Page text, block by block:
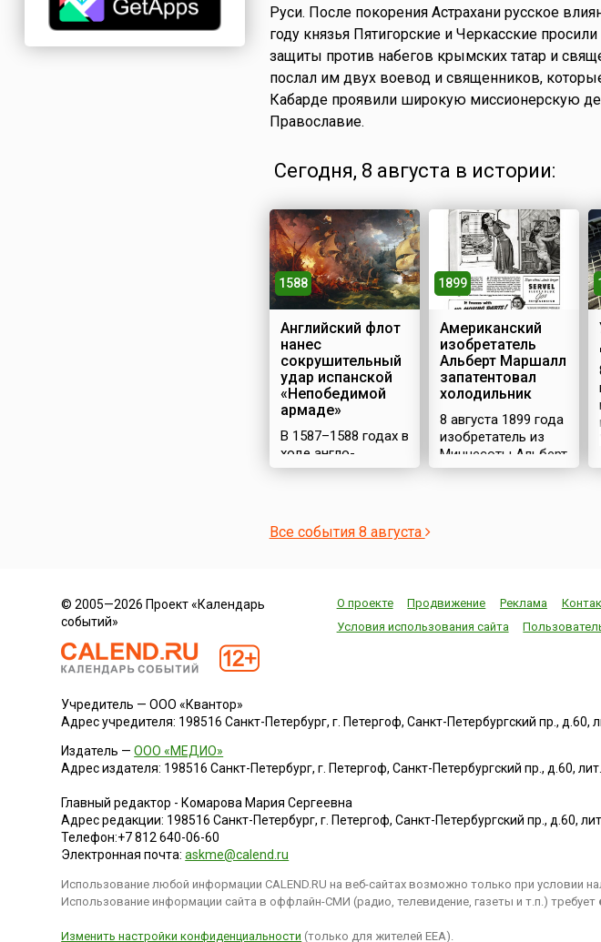
Руси. После покорения Астрахани русское
году князья Пятигорские и Черкасские
защиты против набегов крымских татар и
послал им двух воевод и священников,
Кабарде проявили широкую миссионерскую
Православие.
Сегодня, 8 августа в истории:
1588
Английский флот
нанес
сокрушительный
удар испанской
«Непобедимой
армаде»
В 1587–1588 годах в
ходе англо-
испанской войны
«Непобедимую
армаду» для
операция была
задумана
английский престол
и способствовать
возвращению
Европы в лоно
католической
собрал
больших и средних
военных к...
1899
Американский
изобретатель
Альберт Маршалл
запатентовал
холодильник
8 августа 1899 года
изобретатель из
Миннесоты Альберт
Маршалл
льда. Первые
домашние
году фирма
«Дженерал
выпуск
современного типа:
кухонном...
Все события 8 августа
© 2005—2026 Проект «Календарь
событий»
О проекте Продвижение Реклама
Условия использования сайта
Учредитель — ООО «Квантор»
Адрес учредителя: 198516 Санкт-Петербург, г. Петергоф, Санкт-Петербургский пр., д.60,
Издатель —ООО «МЕДИО»
Адрес издателя: 198516 Санкт-Петербург, г. Петергоф, Санкт-Петербургский пр., д.60,
Главный редактор - Комарова Мария Сергеевна
Адрес редакции: 198516 Санкт-Петербург, г. Петергоф,Санкт-Петербургский пр., д.60,
Телефон:+7 812 640-06-60
Электронная почта:askme@calend.ru
Использование любой информации CALEND.RU на веб-сайтах возможно только при условии
Использование информации сайта в оффлайн-СМИ (радио, телевидение, газеты и т.п.) требует
Изменить настройки конфиденциальности (только для жителей EEA).